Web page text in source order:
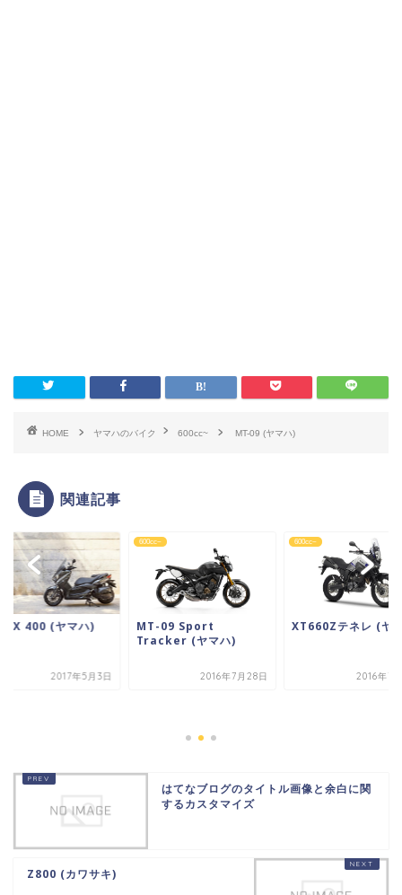
HOME ヤマハのバイク 600cc~ MT-09 (ヤマハ)
関連記事
400 (ヤマハ)
2017年5月3日
600cc~
MT-09 Sport
Tracker (ヤマハ)
2016年7月28日
600cc~
XT660Zテネレ (ヤ
2016年7
はてなブログのタイトル画像と余白に関
するカスタマイズ
Z800 (カワサキ)